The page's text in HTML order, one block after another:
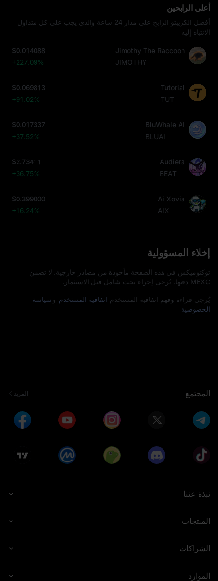
أعلى الرابحين
أفضل الكريبتو الرابح على مدار 24 ساعة والذي يجب على كل متداول
الانتباه إليه
Jimothy The Raccoon
JIMOTHY
$0.014088
+227.09%
Tutorial
TUT
$0.069813
+91.02%
BluWhale AI
BLUAI
$0.017337
+37.52%
Audiera
BEAT
$2.73411
+36.75%
Ai Xovia
AIX
$0.399000
+16.24%
إخلاء المسؤولية
توكنوميكس في هذه الصفحة مأخوذة من مصادر خارجية. لا تضمن
MEXC دقتها. يُرجى إجراء بحث شامل قبل الاستثمار.
يُرجى قراءة وفهم اتفاقية المستخدم اتفاقية المستخدم و سياسة
الخصوصية
المجتمع المزيد
نبذة عننا
المنتجات
الشراكات
الموارد